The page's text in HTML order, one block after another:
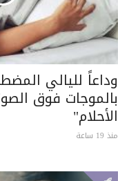
وداعاً لليالي
بالموجات فوق
الأحلام"
منذ 19 ساعة